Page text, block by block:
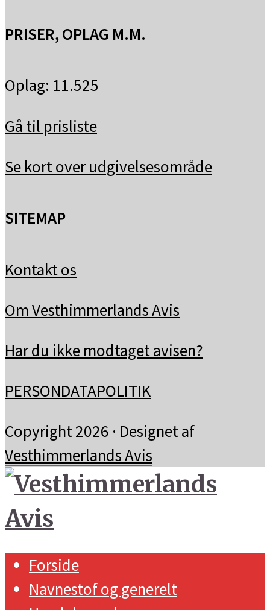
PRISER, OPLAG M.M.
Oplag: 11.525
Gå til prisliste
Se kort over udgivelsesområde
SITEMAP
Kontakt os
Om Vesthimmerlands Avis
Har du ikke modtaget avisen?
PERSONDATAPOLITIK
Copyright 2026 · Designet af
Vesthimmerlands Avis
Forside
Navnestof og generelt